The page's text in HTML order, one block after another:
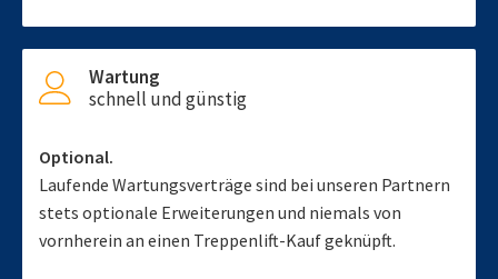
Wartung
schnell und günstig
Optional.
Laufende Wartungsverträge sind bei unseren Partnern
stets optionale Erweiterungen und niemals von
vornherein an einen Treppenlift-Kauf geknüpft.